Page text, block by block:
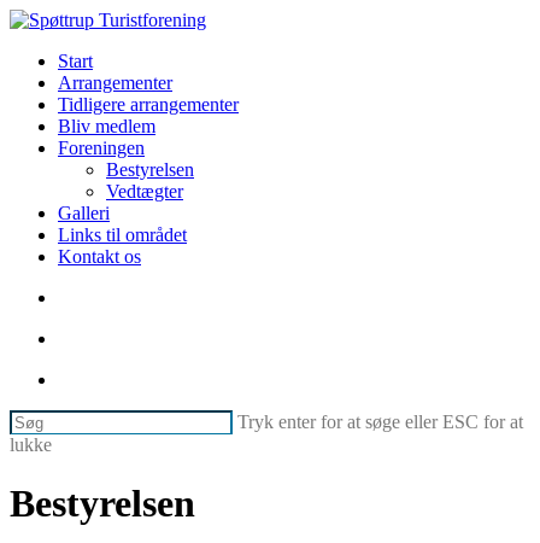
Skip
main
content
Menu
Start
Arrangementer
Tidligere arrangementer
Bliv medlem
Foreningen
Bestyrelsen
Vedtægter
Galleri
Links til området
Kontakt os
Tryk enter for at søge eller ESC for at
lukke
søg
Bestyrelsen